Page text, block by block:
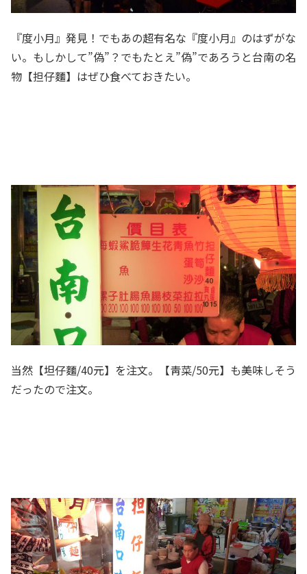
『度小月』発見！でもあの超有名な『度小月』のはずがな
い。もしかして”偽”？でもたとえ”偽”であろうと台南の名
物【担仔麵】はぜひ食べておきたい。
当然【坦仔麵/40元】を注文。【靑菜/50元】も美味しそう
だったので注文。